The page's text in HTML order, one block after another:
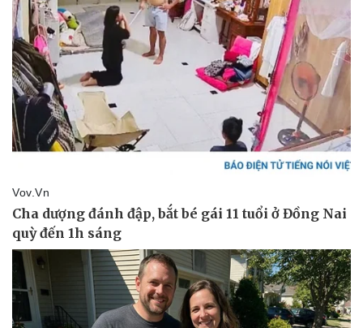
Khởi nghiệp
Tiêu dùng
Chứng khoán
Giá cà phê